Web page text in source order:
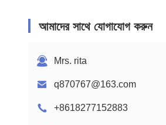
আমাদের সাথে যোগাযোগ করুন
Mrs. rita
q870767@163.com
+8618277152883